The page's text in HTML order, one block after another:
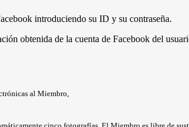
introduciendo su ID y su contraseña.
obtenida de la cuenta de Facebook del
al Miembro,